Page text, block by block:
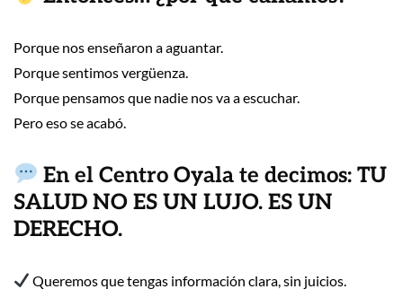
Porque nos enseñaron a aguantar.
Porque sentimos vergüenza.
Porque pensamos que nadie nos va a escuchar.
Pero eso se acabó.
En el Centro Oyala te decimos: TU
SALUD NO ES UN LUJO. ES UN
DERECHO.
Queremos que tengas información clara, sin juicios.